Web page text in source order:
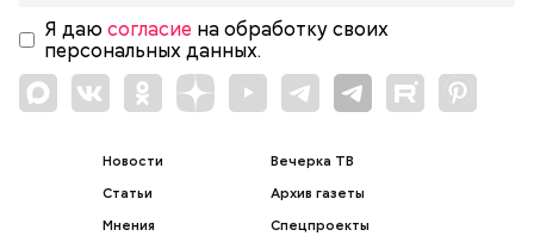
Я даю согласие на обработку своих
персональных данных.
Новости
Статьи
Мнения
Вечерка ТВ
Архив газеты
Спецпроекты